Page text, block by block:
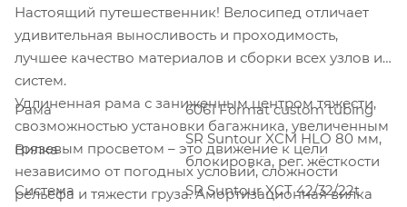
Настоящий путешественник! Велосипед отличает
удивительная выносливость и проходимость,
лучшее качество материалов и сборки всех узлов и
систем.
Удлиненная рама с заниженным центром тяжести,
свозможностью установки багажника, увеличенным
грязевым просветом – это движение к цели
независимо от погодных условий, сложности
рельефа и тяжести груза. Амортизационная вилка
Рама 6061 Format custom tubing
Вилка
SR Suntour XCM HLO 80 мм,
блокировка, рег. жёсткости
Система
SR Suntour XCT 42/32/22t